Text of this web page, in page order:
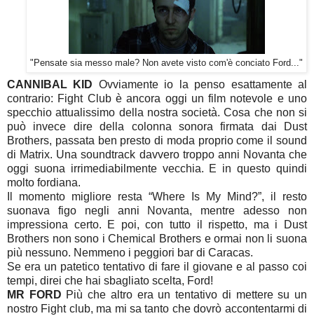
"Pensate sia messo male? Non avete visto com'è conciato Ford..."
CANNIBAL KID Ovviamente io la penso esattamente al
contrario: Fight Club è ancora oggi un film notevole e uno
specchio attualissimo della nostra società. Cosa che non si
può invece dire della colonna sonora firmata dai Dust
Brothers, passata ben presto di moda proprio come il sound
di Matrix. Una soundtrack davvero troppo anni Novanta che
oggi suona irrimediabilmente vecchia. E in questo quindi
molto fordiana.
Il momento migliore resta “Where Is My Mind?”, il resto
suonava figo negli anni Novanta, mentre adesso non
impressiona certo. E poi, con tutto il rispetto, ma i Dust
Brothers non sono i Chemical Brothers e ormai non li suona
più nessuno. Nemmeno i peggiori bar di Caracas.
Se era un patetico tentativo di fare il giovane e al passo coi
tempi, direi che hai sbagliato scelta, Ford!
MR FORD Più che altro era un tentativo di mettere su un
nostro Fight club, ma mi sa tanto che dovrò accontentarmi di